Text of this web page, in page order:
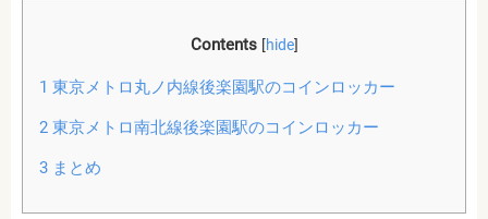
Contents [hide]
1 東京メトロ丸ノ内線後楽園駅のコインロッカー
2東京メトロ南北線後楽園駅のコインロッカー
3まとめ